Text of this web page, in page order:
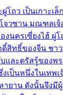
โถว เป็นเกาะเ
จวซาน มณฑลเจ้
นครเซี่ยงไฮ้ ผู่โ
สิทธิ์ของจีน ชา
และตรัสรู้ของพ
เป็นหนึ่งในเทพ
ยาน ดังนั้นจึงมี